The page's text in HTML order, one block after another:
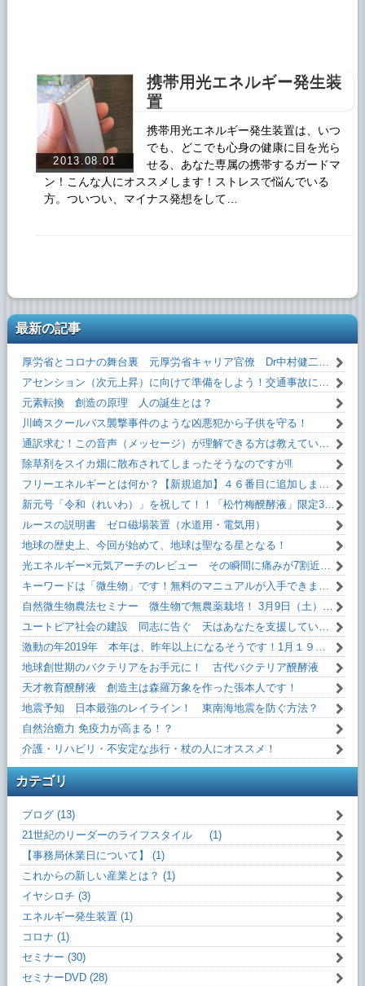
2013.08.01
携帯用光エネルギー発生装
置
携帯用光エネルギー発生装置は、いつ
でも、どこでも心身の健康に目を光ら
せる、あなた専属の携帯するガードマ
ン！こんな人にオススメします！ストレスで悩んでいる
方。ついつい、マイナス発想をして…
最新の記事
厚労省とコロナの舞台裏 元厚労省キャリア官僚 Dr中村健二 氏 闇を暴露！
アセンション（次元上昇）に向けて準備をしよう！交通事故にあわない方法！！
元素転換 創造の原理 人の誕生とは？
川崎スクールバス襲撃事件のような凶悪犯から子供を守る！
通訳求む！この音声（メッセージ）が理解できる方は教えていただけるとうれしいです！
除草剤をスイカ畑に散布されてしまったそうなのですが‼
フリーエネルギーとは何か？【新規追加】４６番目に追加しました！無料です！
新元号「令和（れいわ）」を祝して！！「松竹梅醗酵液」限定35本。
ルースの説明書 ゼロ磁場装置（水道用・電気用）
地球の歴史上、今回が始めて、地球は聖なる星となる！
光エネルギー×元気アーチのレビュー その瞬間に痛みが7割近く減った！
キーワードは「微生物」です！無料のマニュアルが入手できます。
自然微生物農法セミナー 微生物で無農薬栽培！ 3月9日（土）13:10～
ユートピア社会の建設 同志に告ぐ 天はあなたを支援しています！
激動の年2019年 本年は、昨年以上になるそうです！1月１９日(土)13:10～
地球創世期のバクテリアをお手元に！ 古代バクテリア醗酵液
天才教育醗酵液 創造主は森羅万象を作った張本人です！
地震予知 日本最強のレイライン！ 東南海地震を防ぐ方法？
自然治癒力 免疫力が高まる！？
介護・リハビリ・不安定な歩行・杖の人にオススメ！
カテゴリ
ブログ (13)
21世紀のリーダーのライフスタイル (1)
【事務局休業日について】 (1)
これからの新しい産業とは？ (1)
イヤシロチ (3)
エネルギー発生装置 (1)
コロナ (1)
セミナー (30)
セミナーDVD (28)